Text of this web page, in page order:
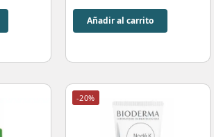
Añadir al carrito
-20%